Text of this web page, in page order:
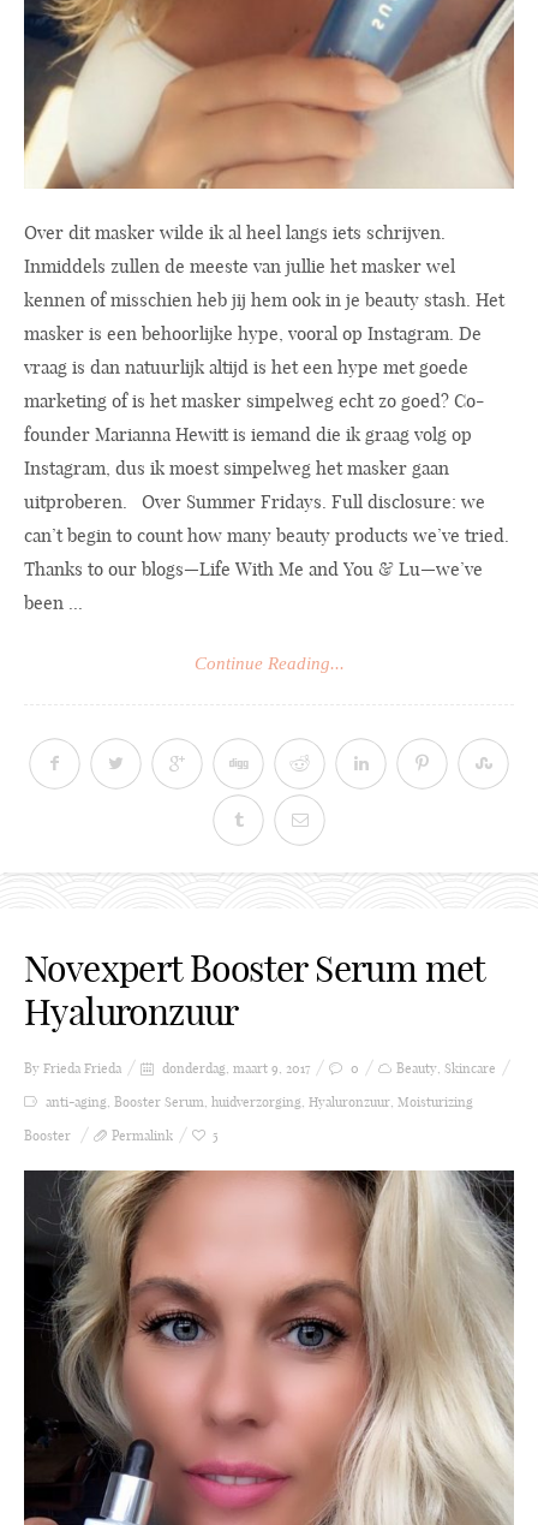
Over dit masker wilde ik al heel langs iets schrijven.
Inmiddels zullen de meeste van jullie het masker wel
kennen of misschien heb jij hem ook in je beauty stash. Het
masker is een behoorlijke hype, vooral op Instagram. De
vraag is dan natuurlijk altijd is het een hype met goede
marketing of is het masker simpelweg echt zo goed? Co-
founder Marianna Hewitt is iemand die ik graag volg op
Instagram, dus ik moest simpelweg het masker gaan
uitproberen. Over Summer Fridays. Full disclosure: we
can’t begin to count how many beauty products we’ve tried.
Thanks to our blogs—Life With Me and You & Lu—we’ve
been ...
Continue Reading...
Novexpert Booster Serum met
Hyaluronzuur
By Frieda Frieda donderdag, maart 9, 2017 0 Beauty, Skincare
anti-aging, Booster Serum, huidverzorging, Hyaluronzuur, Moisturizing
Booster
Permalink 5